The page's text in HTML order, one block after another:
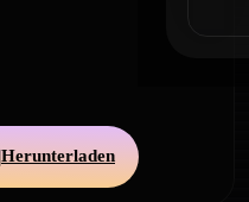
Herunterladen